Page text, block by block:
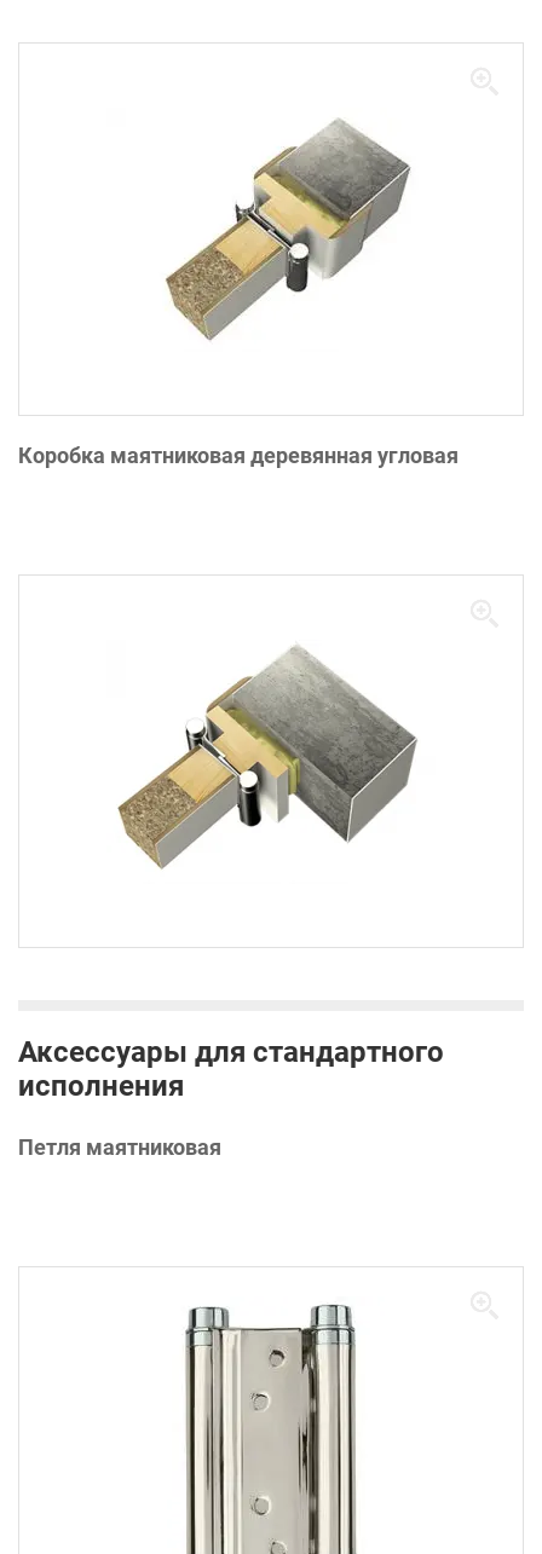
Коробка маятниковая деревянная угловая
Аксессуары для стандартного
исполнения
Петля маятниковая